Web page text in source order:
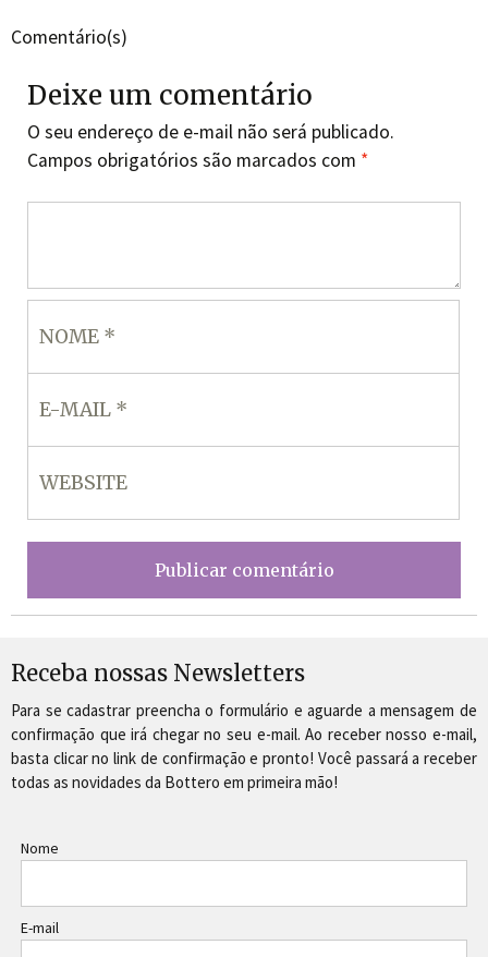
Comentário(s)
Deixe um comentário
O seu endereço de e-mail não será publicado.
Campos obrigatórios são marcados com *
Receba nossas Newsletters
Para se cadastrar preencha o formulário e aguarde a mensagem de
confirmação que irá chegar no seu e-mail. Ao receber nosso e-mail,
basta clicar no link de confirmação e pronto! Você passará a receber
todas as novidades da Bottero em primeira mão!
Nome
E-mail